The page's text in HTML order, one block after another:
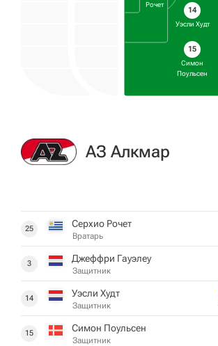
Рочет
14
Уэсли Худт
15
Симон
Поульсен
АЗ Алкмар
25 Серхио Рочет
Вратарь
3 Джеффри Гауэлеу
Защитник
14 Уэсли Худт
Защитник
15 Симон Поульсен
Защитник